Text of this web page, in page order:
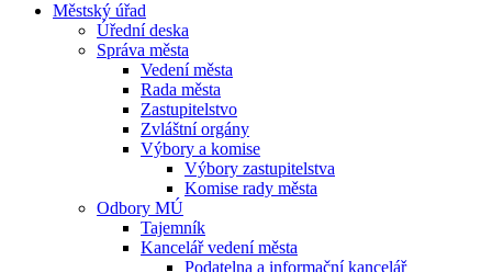
Městský úřad
Úřední deska
Správa města
Vedení města
Rada města
Zastupitelstvo
Zvláštní orgány
Výbory a komise
Výbory zastupitelstva
Komise rady města
Odbory MÚ
Tajemník
Kancelář vedení města
Podatelna a informační kancelář